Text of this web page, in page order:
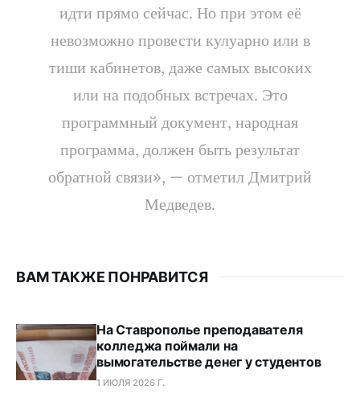
идти прямо сейчас. Но при этом её
невозможно провести кулуарно или в
тиши кабинетов, даже самых высоких
или на подобных встречах. Это
программный документ, народная
программа, должен быть результат
обратной связи», — отметил Дмитрий
Медведев.
ВАМ ТАКЖЕ ПОНРАВИТСЯ
На Ставрополье преподавателя
колледжа поймали на
вымогательстве денег у студентов
1 ИЮЛЯ 2026 Г.